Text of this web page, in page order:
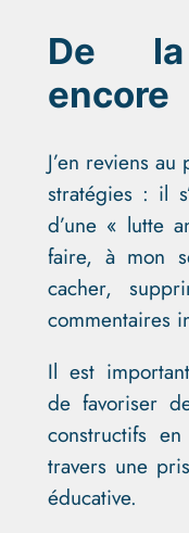
De la
encore
J’en reviens
stratégies : il
d’une « lutte
faire, à mon
cacher,
commentaires
Il est
de favoriser
constructifs
travers une
éducative.